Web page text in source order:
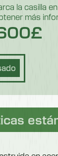
la casilla
más